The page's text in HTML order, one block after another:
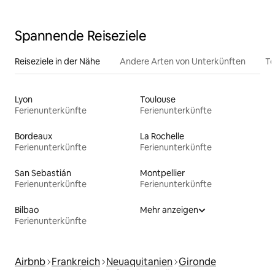
Spannende Reiseziele
Reiseziele in der Nähe Andere Arten von Unterkünften
Lyon
Ferienunterkünfte
Toulouse
Ferienunterkünfte
Bordeaux
Ferienunterkünfte
La Rochelle
Ferienunterkünfte
San Sebastián
Ferienunterkünfte
Montpellier
Ferienunterkünfte
Bilbao
Ferienunterkünfte
Mehr anzeigen
Airbnb Frankreich Neuaquitanien Gironde